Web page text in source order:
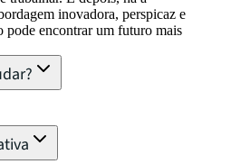
inovadora, perspicaz e
pode encontrar um futuro mais